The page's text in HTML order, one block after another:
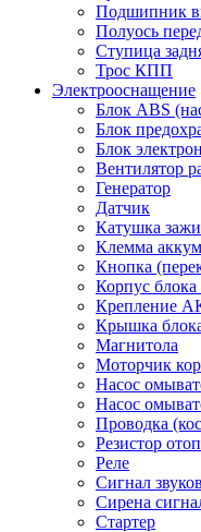
Подшипник
Полуось
Ступица
Трос КПП
Электрооснащение
Блок ABS
Блок
Блок
Вентилятор
Генератор
Датчик
Катушка
Клемма
Кнопка
Корпус блока
Крепление
Крышка
Магнитола
Моторчик
Насос
Насос
Проводка
Резистор
Реле
Сигнал
Сирена
Стартер